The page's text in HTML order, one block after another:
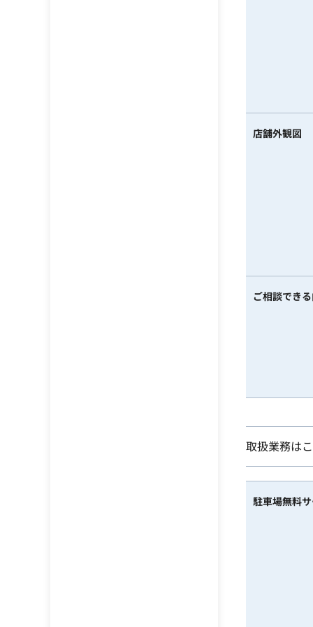
店舗外観図
ご相談でき
取扱業務は
駐車場無料